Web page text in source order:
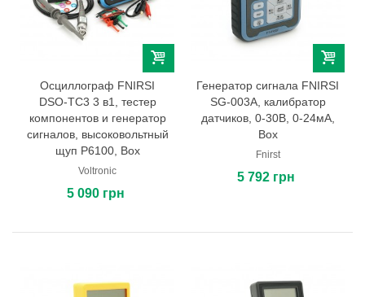
Осциллограф FNIRSI
DSO-TC3 3 в1, тестер
компонентов и генератор
сигналов, высоковольтный
щуп P6100, Box
Voltronic
5 090 грн
Генератор сигнала FNIRSI
SG-003A, калибратор
датчиков, 0-30В, 0-24мА,
Box
Fnirst
5 792 грн